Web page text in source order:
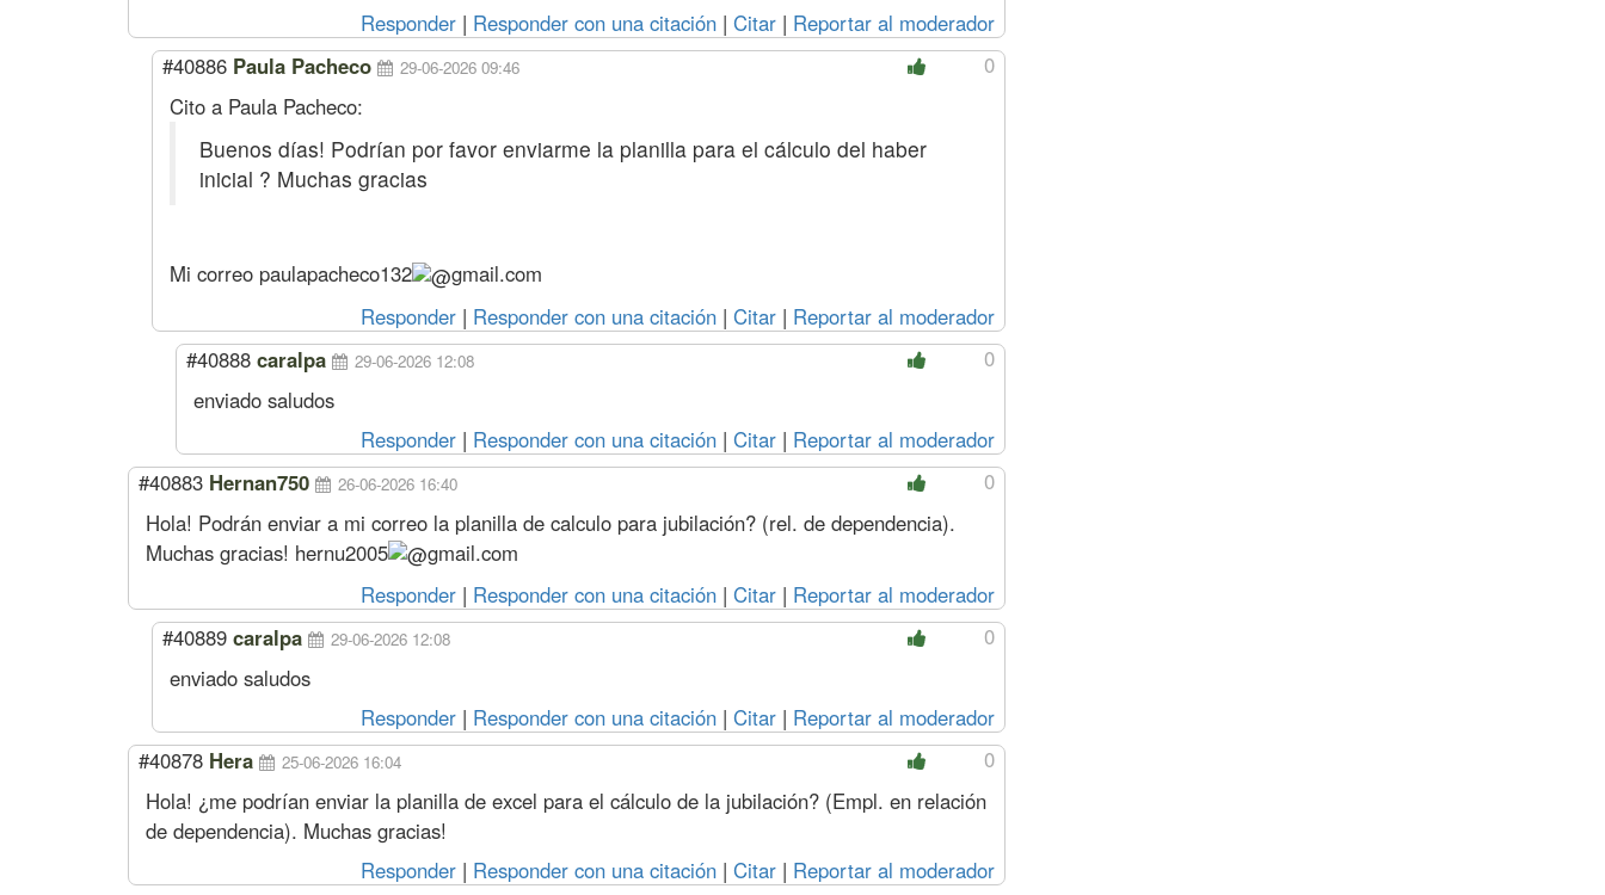
Responder | Responder con una citación | Citar | Reportar al moderador
0
#40886 Paula Pacheco 29-06-2026 09:46
Cito a Paula Pacheco:
Buenos días! Podrían por favor enviarme la planilla para el cálculo del haber
inicial ? Muchas gracias
Mi correo paulapacheco132
gmail.com
Responder | Responder con una citación | Citar | Reportar al moderador
0
#40888 caralpa 29-06-2026 12:08
enviado saludos
Responder | Responder con una citación | Citar | Reportar al moderador
0
#40883 Hernan750 26-06-2026 16:40
Hola! Podrán enviar a mi correo la planilla de calculo para jubilación? (rel. de dependencia).
Muchas gracias! hernu2005
gmail.com
Responder | Responder con una citación | Citar | Reportar al moderador
0
#40889 caralpa 29-06-2026 12:08
enviado saludos
Responder | Responder con una citación | Citar | Reportar al moderador
0
#40878 Hera 25-06-2026 16:04
Hola! ¿me podrían enviar la planilla de excel para el cálculo de la jubilación? (Empl. en relación
de dependencia). Muchas gracias!
Responder | Responder con una citación | Citar | Reportar al moderador